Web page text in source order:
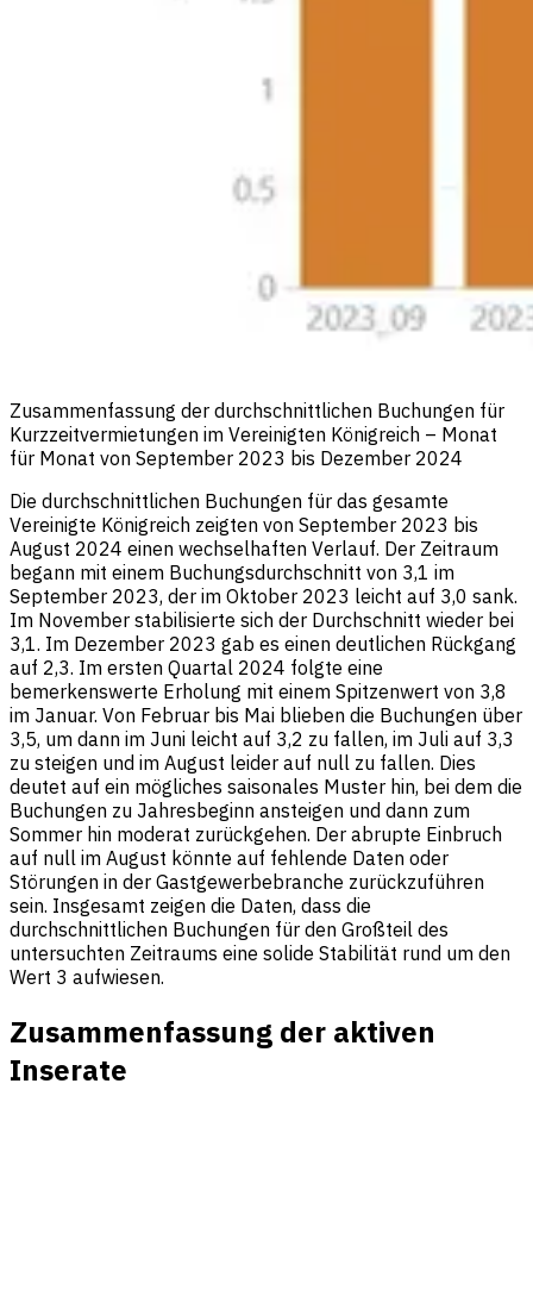
Zusammenfassung der durchschnittlichen Buchungen für
Kurzzeitvermietungen im Vereinigten Königreich – Monat
für Monat von September 2023 bis Dezember 2024
Die durchschnittlichen Buchungen für das gesamte
Vereinigte Königreich zeigten von September 2023 bis
August 2024 einen wechselhaften Verlauf. Der Zeitraum
begann mit einem Buchungsdurchschnitt von 3,1 im
September 2023, der im Oktober 2023 leicht auf 3,0 sank.
Im November stabilisierte sich der Durchschnitt wieder bei
3,1. Im Dezember 2023 gab es einen deutlichen Rückgang
auf 2,3. Im ersten Quartal 2024 folgte eine
bemerkenswerte Erholung mit einem Spitzenwert von 3,8
im Januar. Von Februar bis Mai blieben die Buchungen über
3,5, um dann im Juni leicht auf 3,2 zu fallen, im Juli auf 3,3
zu steigen und im August leider auf null zu fallen. Dies
deutet auf ein mögliches saisonales Muster hin, bei dem die
Buchungen zu Jahresbeginn ansteigen und dann zum
Sommer hin moderat zurückgehen. Der abrupte Einbruch
auf null im August könnte auf fehlende Daten oder
Störungen in der Gastgewerbebranche zurückzuführen
sein. Insgesamt zeigen die Daten, dass die
durchschnittlichen Buchungen für den Großteil des
untersuchten Zeitraums eine solide Stabilität rund um den
Wert 3 aufwiesen.
Zusammenfassung der aktiven
Inserate